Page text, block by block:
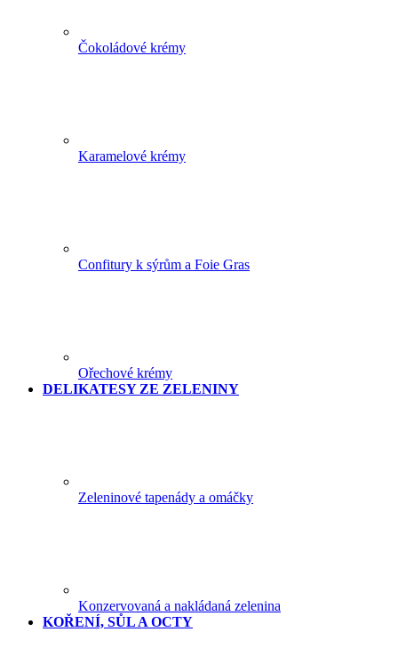
Čokoládové krémy
Karamelové krémy
Confitury k sýrům a Foie Gras
Ořechové krémy
DELIKATESY ZE ZELENINY
Zeleninové tapenády a omáčky
Konzervovaná a nakládaná zelenina
KOŘENÍ, SŮL A OCTY